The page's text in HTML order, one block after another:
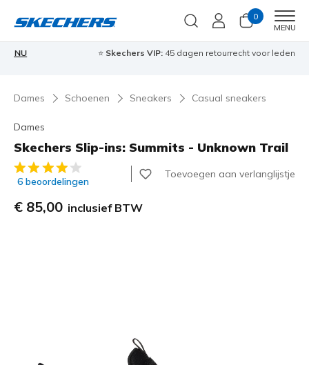
0
MENU
45 dagen retourrecht voor ledenMeld je aan⭐
Dames Schoenen Sneakers Casual sneakers
Dames
Skechers Slip-ins: Summits - Unknown Trail
3,7 van de 5 klantbeoordelingen
6 beoordelingen
Toevoegen aan verlanglijstje
€ 85,00 inclusief BTW